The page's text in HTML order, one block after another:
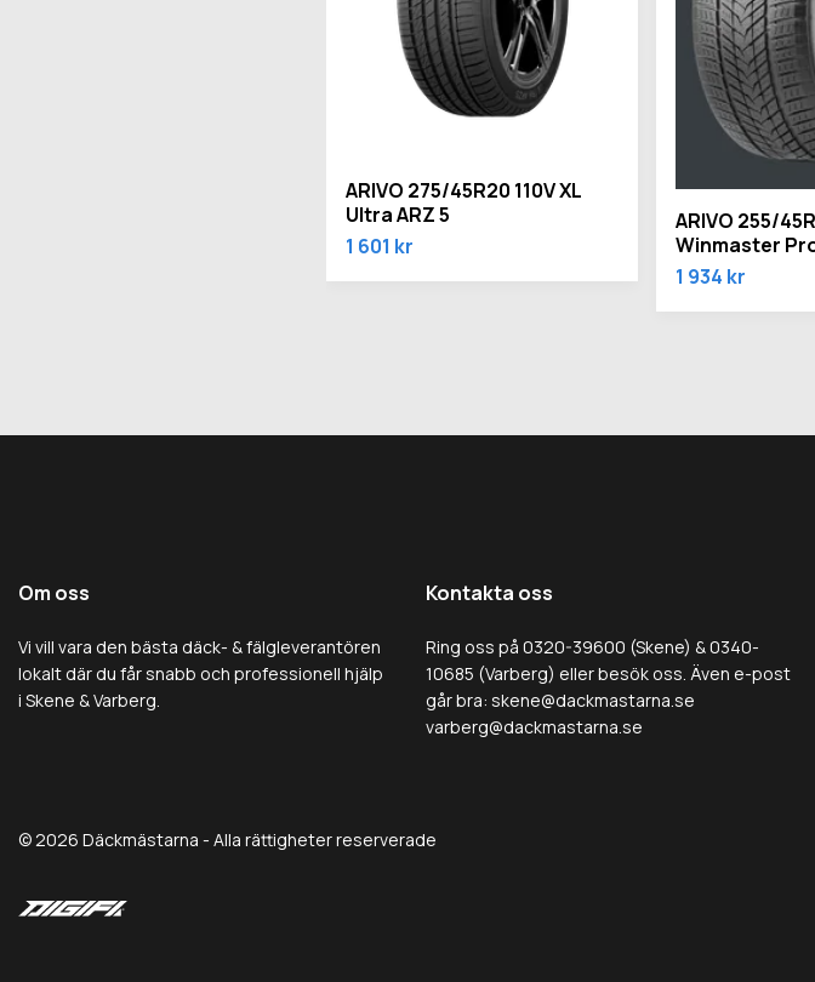
ARIVO 275/45R20 110V XL
Ultra ARZ 5
1 601 kr
ARIVO 255/
Winmaster
1 934 kr
Om oss
Vi vill vara den bästa däck- & fälgleverantören
lokalt där du får snabb och professionell hjälp
i Skene & Varberg.
Kontakta oss
Ring oss på 0320-39600 (Skene) & 0340-
10685 (Varberg) eller besök oss. Även e-post
går bra: skene@dackmastarna.se
varberg@dackmastarna.se
© 2026 Däckmästarna - Alla rättigheter reserverade